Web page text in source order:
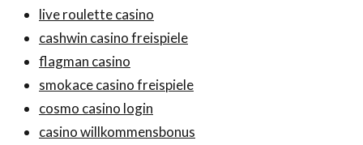
live roulette casino
cashwin casino freispiele
flagman casino
smokace casino freispiele
cosmo casino login
casino willkommensbonus